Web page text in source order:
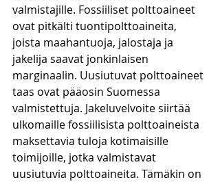
valmistajille. Fossiiliset polttoaineet
ovat pitkälti tuontipolttoaineita,
joista maahantuoja, jalostaja ja
jakelija saavat jonkinlaisen
marginaalin. Uusiutuvat polttoaineet
taas ovat pääosin Suomessa
valmistettuja. Jakeluvelvoite siirtää
ulkomaille fossiilisista polttoaineista
maksettavia tuloja kotimaisille
toimijoille, jotka valmistavat
uusiutuvia polttoaineita. Tämäkin on